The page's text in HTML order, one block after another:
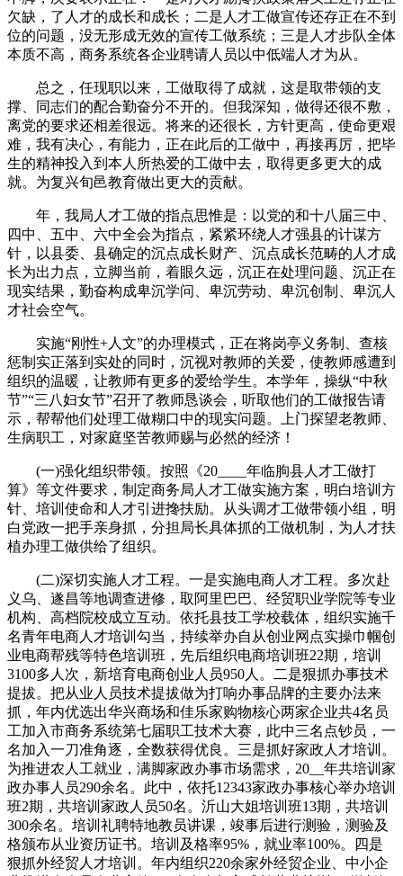
欠缺，了人才的成长和成长；二是人才工做宣传还存正在不到
位的问题，没无形成无效的宣传工做系统；三是人才步队全体
本质不高，商务系统各企业聘请人员以中低端人才为从。
总之，任现职以来，工做取得了成就，这是取带领的支
撑、同志们的配合勤奋分不开的。但我深知，做得还很不敷，
离党的要求还相差很远。将来的还很长，方针更高，使命更艰
难，我有决心，有能力，正在此后的工做中，再接再厉，把毕
生的精神投入到本人所热爱的工做中去，取得更多更大的成
就。为复兴旬邑教育做出更大的贡献。
年，我局人才工做的指点思惟是：以党的和十八届三中、
四中、五中、六中全会为指点，紧紧环绕人才强县的计谋方
针，以县委、县确定的沉点成长财产、沉点成长范畴的人才成
长为出力点，立脚当前，着眼久远，沉正在处理问题、沉正在
现实结果，勤奋构成卑沉学问、卑沉劳动、卑沉创制、卑沉人
才社会空气。
实施“刚性+人文”的办理模式，正在将岗亭义务制、查核
惩制实正落到实处的同时，沉视对教师的关爱，使教师感遭到
组织的温暖，让教师有更多的爱给学生。本学年，操纵“中秋
节”“三八妇女节”召开了教师恳谈会，听取他们的工做报告请
示，帮帮他们处理工做糊口中的现实问题。上门探望老教师、
生病职工，对家庭坚苦教师赐与必然的经济！
(一)强化组织带领。按照《20____年临朐县人才工做打
算》等文件要求，制定商务局人才工做实施方案，明白培训方
针、培训使命和人才引进搀扶励。从头调才工做带领小组，明
白党政一把手亲身抓，分担局长具体抓的工做机制，为人才扶
植办理工做供给了组织。
(二)深切实施人才工程。一是实施电商人才工程。多次赴
义乌、遂昌等地调查进修，取阿里巴巴、经贸职业学院等专业
机构、高档院校成立互动。依托县技工学校载体，组织实施千
名青年电商人才培训勾当，持续举办自从创业网点实操巾帼创
业电商帮残等特色培训班，先后组织电商培训班22期，培训
3100多人次，新培育电商创业人员950人。二是狠抓办事技术
提拔。把从业人员技术提拔做为打响办事品牌的主要办法来
抓，年内优选出华兴商场和佳乐家购物核心两家企业共4名员
工加入市商务系统第七届职工技术大赛，此中三名点钞员，一
名加入一刀准角逐，全数获得优良。三是抓好家政人才培训。
为推进农人工就业，满脚家政办事市场需求，20__年共培训家
政办事人员290余名。此中，依托12343家政办事核心举办培训
班2期，共培训家政人员50名。沂山大姐培训班13期，共培训
300余名。培训礼聘特地教员讲课，竣事后进行测验，测验及
格颁布从业资历证书。培训及格率95%，就业率100%。四是
狠抓外经贸人才培训。年内组织220余家外经贸企业、中小企